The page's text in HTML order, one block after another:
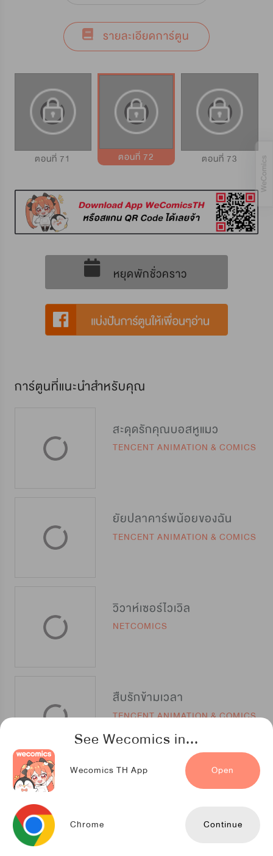
See Wecomics in...
Wecomics TH App Open
Chrome Continue
รายละเอียดการ์ตูน
ตอนที่ 71 ตอนที่ 72 ตอนที่ 73
หยุดพักชั่วคราว
การ์ตูนที่แนะนำสำหรับคุณ
สะดุดรักคุณบอสหูแมว
TENCENT ANIMATION & COMICS
ยัยปลาคาร์พน้อยของฉัน
TENCENT ANIMATION & COMICS
วิวาห์เซอร์ไวเวิล
NETCOMICS
สืบรักข้ามเวลา
TENCENT ANIMATION & COMICS
Devil's Baby เลี้ยงเด็กนี่ ยังไงดีนะ?